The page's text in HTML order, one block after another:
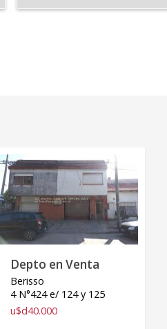
Depto en Venta
Berisso
4 N°424 e/ 124 y 125
u$d40.000